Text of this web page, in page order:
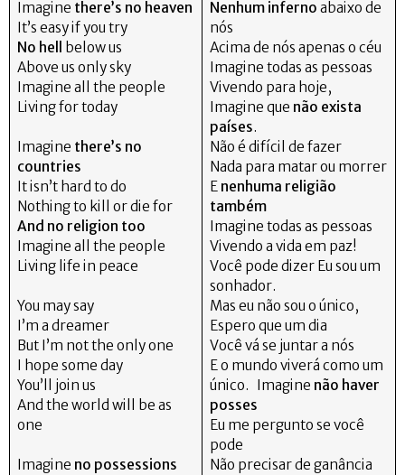
Imagine there’s no heaven
It’s easy if you try
No hell
below us
Above us only sky
Imagine all the people
Living for today
Imagine there’s no
countries
It isn’t hard to do
Nothing to kill or die for
And no religion too
Imagine all the people
Living life in peace
You may say
I’m a dreamer
But I’m not the only one
I hope some day
You’ll join us
And the world will be as
one
Imagine no possessions
Nenhum inferno abaixo de
nós
Acima de nós apenas o céu
Imagine todas as pessoas
Vivendo para hoje,
Imagine que não exista
países.
Não é difícil de fazer
Nada para matar ou morrer
E nenhuma religião
também
Imagine todas as pessoas
Vivendo a vida em paz!
Você pode dizer Eu sou um
sonhador.
Mas eu não sou o único,
Espero que um dia
Você vá se juntar a nós
E o mundo viverá como um
único. Imagine não haver
posses
Eu me pergunto se você
pode
Não precisar de ganância